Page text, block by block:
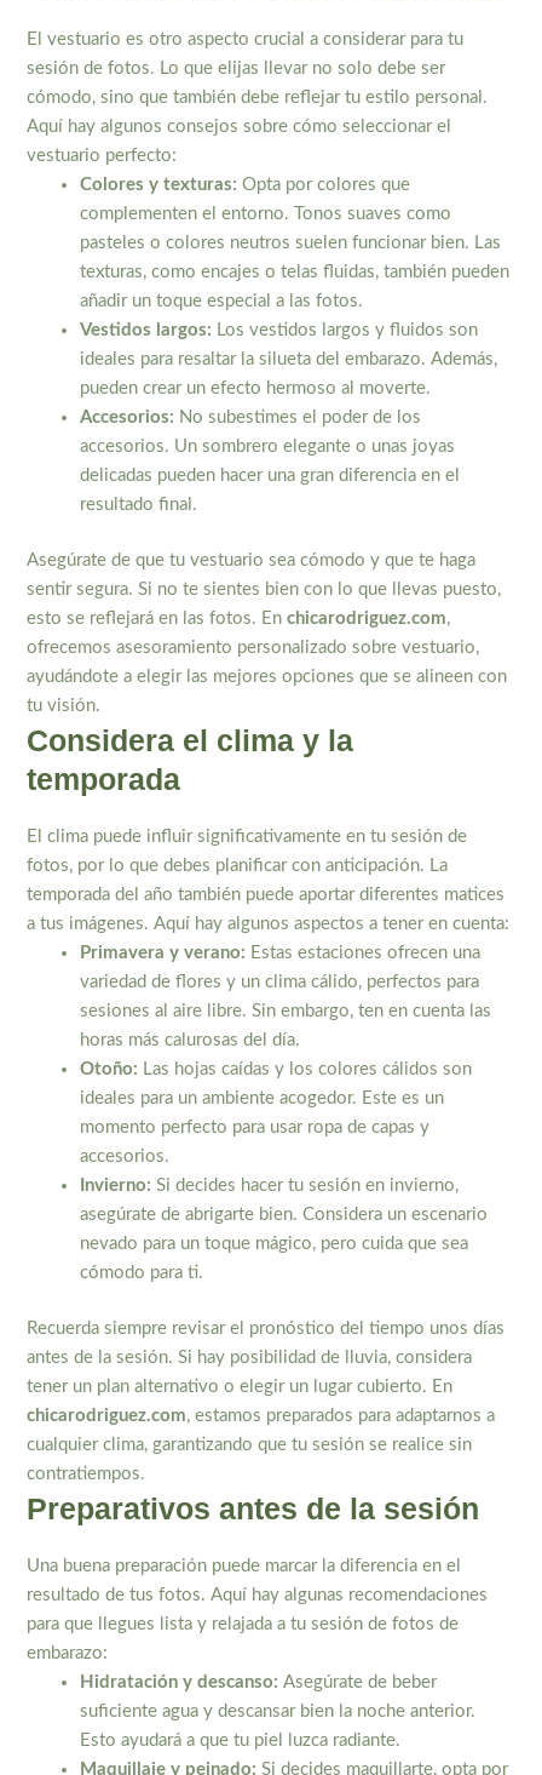
El vestuario es otro aspecto crucial a considerar para tu
sesión de fotos. Lo que elijas llevar no solo debe ser
cómodo, sino que también debe reflejar tu estilo personal.
Aquí hay algunos consejos sobre cómo seleccionar el
vestuario perfecto:
Colores y texturas: Opta por colores que
complementen el entorno. Tonos suaves como
pasteles o colores neutros suelen funcionar bien. Las
texturas, como encajes o telas fluidas, también pueden
añadir un toque especial a las fotos.
Vestidos largos: Los vestidos largos y fluidos son
ideales para resaltar la silueta del embarazo. Además,
pueden crear un efecto hermoso al moverte.
Accesorios: No subestimes el poder de los
accesorios. Un sombrero elegante o unas joyas
delicadas pueden hacer una gran diferencia en el
resultado final.
Asegúrate de que tu vestuario sea cómodo y que te haga
sentir segura. Si no te sientes bien con lo que llevas puesto,
esto se reflejará en las fotos. Enchicarodriguez.com,
ofrecemos asesoramiento personalizado sobre vestuario,
ayudándote a elegir las mejores opciones que se alineen con
tu visión.
Considera el clima y la
temporada
El clima puede influir significativamente en tu sesión de
fotos, por lo que debes planificar con anticipación. La
temporada del año también puede aportar diferentes matices
a tus imágenes. Aquí hay algunos aspectos a tener en cuenta:
Primavera y verano: Estas estaciones ofrecen una
variedad de flores y un clima cálido, perfectos para
sesiones al aire libre. Sin embargo, ten en cuenta las
horas más calurosas del día.
Otoño: Las hojas caídas y los colores cálidos son
ideales para un ambiente acogedor. Este es un
momento perfecto para usar ropa de capas y
accesorios.
Invierno: Si decides hacer tu sesión en invierno,
asegúrate de abrigarte bien. Considera un escenario
nevado para un toque mágico, pero cuida que sea
cómodo para ti.
Recuerda siempre revisar el pronóstico del tiempo unos días
antes de la sesión. Si hay posibilidad de lluvia, considera
tener un plan alternativo o elegir un lugar cubierto. En
chicarodriguez.com, estamos preparados para adaptarnos a
cualquier clima, garantizando que tu sesión se realice sin
contratiempos.
Preparativos antes de la sesión
Una buena preparación puede marcar la diferencia en el
resultado de tus fotos. Aquí hay algunas recomendaciones
para que llegues lista y relajada a tu sesión de fotos de
embarazo:
Hidratación y descanso: Asegúrate de beber
suficiente agua y descansar bien la noche anterior.
Esto ayudará a que tu piel luzca radiante.
Maquillaje y peinado: Si decides maquillarte, opta por